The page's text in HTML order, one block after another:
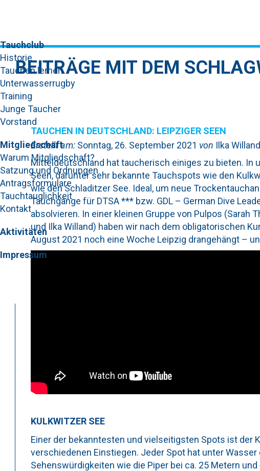
Tauchclub
Historie
Tauchen lernen
Unterwasserrugby
Training
Junge Taucher
Vorstand
Mitgliedschaft
Warum Mitgliedschaft?
Satzung und Ordnungen
Antragsformulare
Tauchtauglichkeit
Kontakt
Aktivitäten
Impressum
BEITRÄGE MIT DEM
TAUCHEN IN DEUTSCHLAND: LEIPZIGER SEEN
Erstellt am: Sonntag, 26. September 2021 von Ilka Willand
Mitteldeutschland hat taucherisch einiges zu bieten. In
Seen, darunter sehr bekannte Tauchspots wie den
wie den Schladitzer See. Ideal, um neue
Tauchgänge für DTSA *** bzw. GDL – German Dive
absolvieren. In einer kleinen Gruppe von Pulpos (Sarah
und Ilka Willand) haben wir nach dem obligatorischen
August 2021 noch eine Woche Leipzig drangehängt –
KULKWITZER SEE
Einer der bekanntesten und vielseitigsten Spots ist der
verschiedenen Einstiegen. Jeder Spot hat unter Wasser
Sehenswürdigkeiten wie die Piper bei ca. 25 Metern